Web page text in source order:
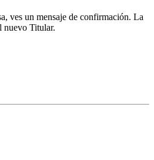
ves un mensaje de confirmación. La
nuevo Titular.